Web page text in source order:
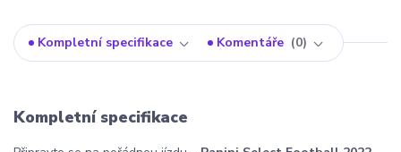
Kompletní specifikace Komentáře 0
Kompletní specifikace